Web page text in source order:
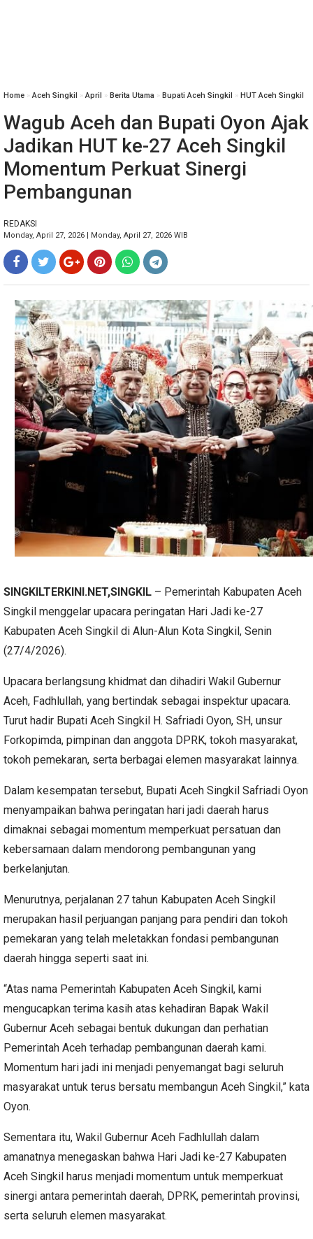
Home »Aceh Singkil »April » Berita Utama » Bupati Aceh Singkil » HUT Aceh Singkil
Wagub Aceh dan Bupati Oyon Ajak
Jadikan HUT ke-27 Aceh Singkil
Momentum Perkuat Sinergi
Pembangunan
REDAKSI
Monday, April 27, 2026 | Monday, April 27, 2026 WIB
SINGKILTERKINI.NET,SINGKIL – Pemerintah Kabupaten Aceh
Singkil menggelar upacara peringatan Hari Jadi ke-27
Kabupaten Aceh Singkil di Alun-Alun Kota Singkil, Senin
(27/4/2026).
Upacara berlangsung khidmat dan dihadiri Wakil Gubernur
Aceh, Fadhlullah, yang bertindak sebagai inspektur upacara.
Turut hadir Bupati Aceh Singkil H. Safriadi Oyon, SH, unsur
Forkopimda, pimpinan dan anggota DPRK, tokoh masyarakat,
tokoh pemekaran, serta berbagai elemen masyarakat lainnya.
Dalam kesempatan tersebut, Bupati Aceh Singkil Safriadi Oyon
menyampaikan bahwa peringatan hari jadi daerah harus
dimaknai sebagai momentum memperkuat persatuan dan
kebersamaan dalam mendorong pembangunan yang
berkelanjutan.
Menurutnya, perjalanan 27 tahun Kabupaten Aceh Singkil
merupakan hasil perjuangan panjang para pendiri dan tokoh
pemekaran yang telah meletakkan fondasi pembangunan
daerah hingga seperti saat ini.
“Atas nama Pemerintah Kabupaten Aceh Singkil, kami
mengucapkan terima kasih atas kehadiran Bapak Wakil
Gubernur Aceh sebagai bentuk dukungan dan perhatian
Pemerintah Aceh terhadap pembangunan daerah kami.
Momentum hari jadi ini menjadi penyemangat bagi seluruh
masyarakat untuk terus bersatu membangun Aceh Singkil,” kata
Oyon.
Sementara itu, Wakil Gubernur Aceh Fadhlullah dalam
amanatnya menegaskan bahwa Hari Jadi ke-27 Kabupaten
Aceh Singkil harus menjadi momentum untuk memperkuat
sinergi antara pemerintah daerah, DPRK, pemerintah provinsi,
serta seluruh elemen masyarakat.